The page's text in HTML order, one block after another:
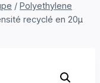
/ Polyethylene
recyclé en 20µ